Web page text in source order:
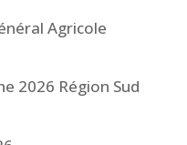
Agricole
2026 Région Sud